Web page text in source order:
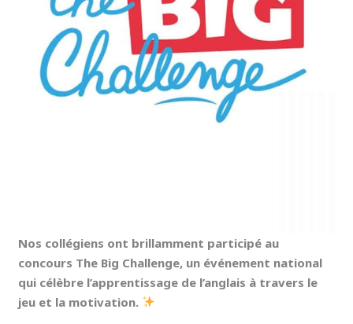
Nos collégiens ont brillamment participé au
concours The Big Challenge, un événement national
qui célèbre l’apprentissage de l’anglais à travers le
jeu et la motivation.